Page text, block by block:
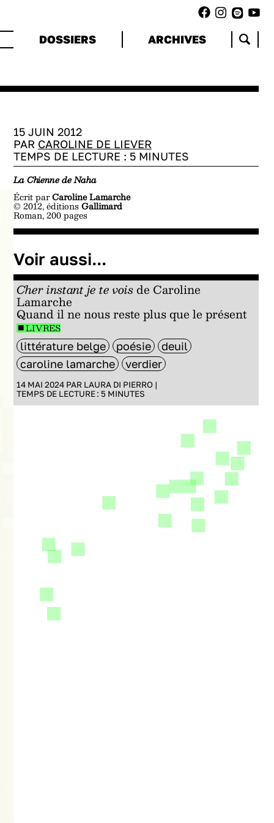
DOSSIERS ARCHIVES
15 JUIN 2012
PAR CAROLINE DE LIEVER
TEMPS DE LECTURE : 5MINUTES
La Chienne de Naha
Écrit parCaroline Lamarche
© 2012, éditionsGallimard
Roman, 200 pages
Voir aussi...
Cher instant je te voisde Caroline
Lamarche
Quand il ne nous reste plus que le présent
LIVRES
littérature belge poésie
deuil
caroline lamarche
verdier
14 MAI 2024 PAR LAURA DI PIERRO|
TEMPS DE LECTURE : 5MINUTES